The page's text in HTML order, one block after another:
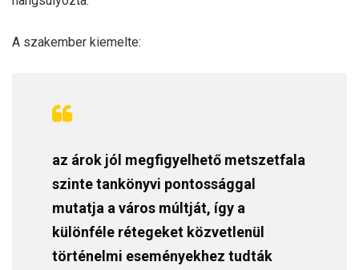
A szakember kiemelte:
az árok jól megfigyelhető metszetfala
szinte tankönyvi pontossággal
mutatja a város múltját, így a
különféle rétegeket közvetlenül
történelmi eseményekhez tudták